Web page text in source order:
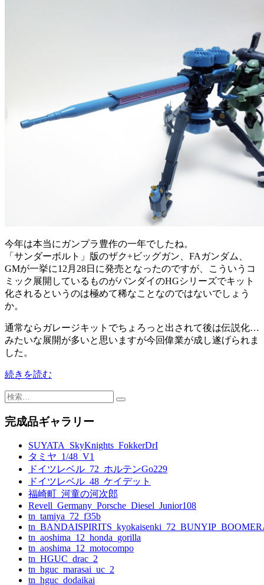
今年は本当にガンプラ豊作の一年でしたね。
「サンダーボルト」版のザク+ビッグガン、FAガンダム、
GMが一挙に12月28日に発売となったのですが、こういうコ
ミック展開しているものがバンダイのHGシリーズでキット
化されるというのは極めて稀なことなのではないでしょう
か。
通常ならガレージキットでちょろっと出されて後は伝説化…
みたいな展開が多いと思いますが今回偉業が成し遂げられま
した。
続きを読む
検
完成品ギャラリー
SUYATA_SkyKnights_FokkerDrI
タミヤ_1/48_V1
ドイツレベル_72_ホルテンGo229
ドイツレベル_48_ケイデット
福崎町_河童の河次郎
Revell_Germany_Porsche_Diesel_Junior108
tn_tamiya_72_f35b
tn_aoshima_12_honda_gorilla
tn_aoshima_12_motocompo
tn_HGUC_drac_2
tn_hguc_marasai_uc_2
tn_hguc_dodaikai